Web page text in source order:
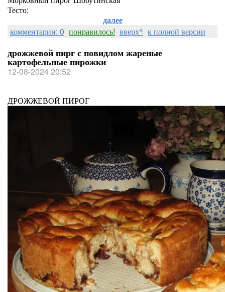
Тесто:
далее
комментарии: 0 понравилось! вверх^ к полной версии
дрожжевой пирг с повидлом жареные
картофельные пирожки
12-08-2024 20:52
ДРОЖЖЕВОЙ ПИРОГ